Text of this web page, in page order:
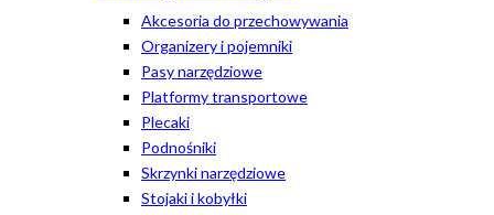
Akcesoria do przechowywania
Organizery i pojemniki
Pasy narzędziowe
Platformy transportowe
Plecaki
Podnośniki
Skrzynki narzędziowe
Stojaki i kobyłki